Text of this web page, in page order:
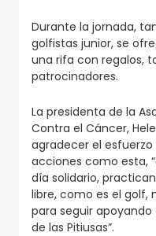
Durante la jornada,
golfistas junior, se
una rifa con regalos,
patrocinadores.
La presidenta de la
Contra el Cáncer,
agradecer el
acciones como esta,
día solidario,
libre, como es el golf,
para seguir
de las Pitiusas”.